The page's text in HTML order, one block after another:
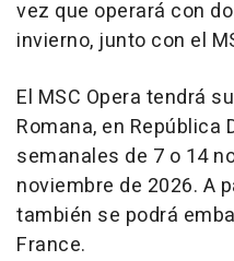
vez que operará con
invierno, junto con el
El MSC Opera tendrá
Romana, en República
semanales de 7 o 14
noviembre de 2026. A
también se podrá
France.